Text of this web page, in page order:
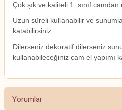
Çok şık ve kaliteli 1. sınıf camdan
Uzun süreli kullanabilir ve
katabilirsiniz..
Dilerseniz dekoratif dilerseniz
kullanabileceğiniz cam el yapımı
Yorumlar